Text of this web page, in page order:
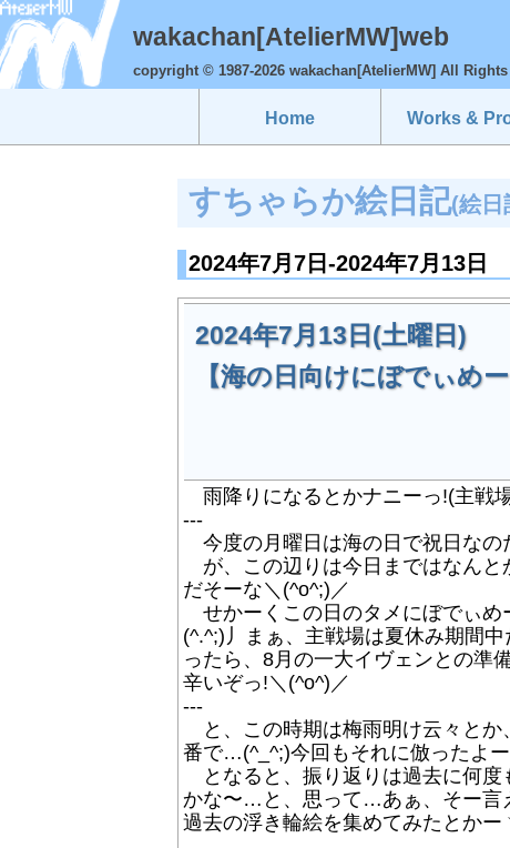
wakachan[AtelierMW]web
copyright © 1987-2026 wakachan[AtelierMW] All Rights
Home Works &
すちゃらか絵日記(絵日
2024年7月7日-2024年7月13日
2024年7月13日(土曜日)
【海の日向けにぼでぃめ
雨降りになるとかナニーっ!(主戦
---
今度の月曜日は海の日で祝日なの
が、この辺りは今日まではなんと
だそーな＼(^o^;)／
せかーくこの日のタメにぼでぃめ
(^.^;)丿まぁ、主戦場は夏休み期間
ったら、8月の一大イヴェンとの準
辛いぞっ!＼(^o^)／
---
と、この時期は梅雨明け云々とか
番で…(^_^;)今回もそれに倣ったよ
となると、振り返りは過去に何度
かな〜…と、思って…あぁ、そー言
過去の浮き輪絵を集めてみたとかー